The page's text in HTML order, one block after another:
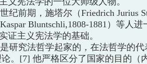
纪前期，施塔尔（Friedrich Jurius
Kaspar Bluntschli,1808-1881）等人
证主义宪法学的基础。
研究法哲学起家的，在法哲学的代
。[7] 他严格区分了国家的目的（